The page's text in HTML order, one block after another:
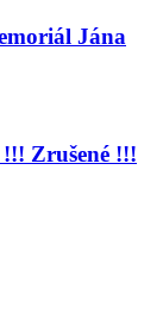
Jána
Zrušené !!!